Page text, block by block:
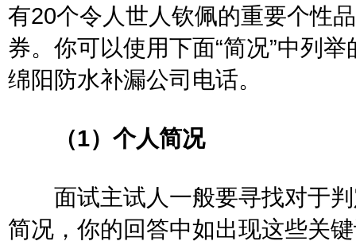
有20个令人世人钦佩的重要个性
券。你可以使用下面“简况”中列
绵阳防水补漏公司电话。
（1）个人简况
面试主试人一般要寻找对于判
简况，你的回答中如出现这些关